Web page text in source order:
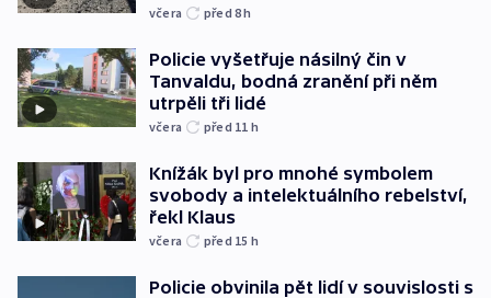
včera před 8h
Policie vyšetřuje násilný čin v
Tanvaldu, bodná zranění při něm
utrpěli tři lidé
včera před 11 h
Knížák byl pro mnohé symbolem
svobody a intelektuálního rebelství,
řekl Klaus
včera před 15 h
Policie obvinila pět lidí v souvislosti s